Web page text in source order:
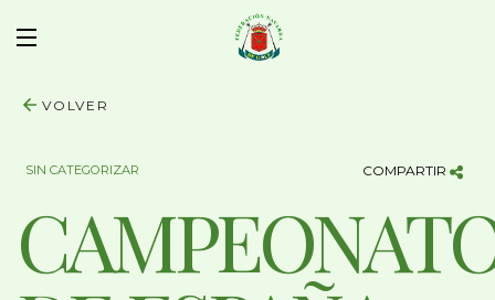
VOLVER
SIN CATEGORIZAR COMPARTIR